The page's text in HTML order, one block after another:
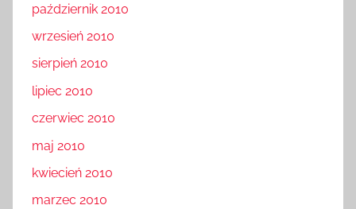
październik 2010
wrzesień 2010
sierpień 2010
lipiec 2010
czerwiec 2010
maj 2010
kwiecień 2010
marzec 2010